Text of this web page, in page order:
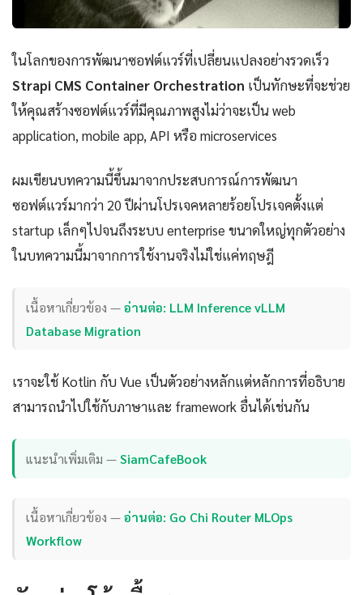
ในโลกของการพัฒนาซอฟต์แวร์ที่เปลี่ยนแปลงอย่างรวดเร็ว
Strapi CMS Container Orchestration เป็นทักษะที่จะช่วย
ให้คุณสร้างซอฟต์แวร์ที่มีคุณภาพสูงไม่ว่าจะเป็น web
application, mobile app, API หรือ microservices
ผมเขียนบทความนี้ขึ้นมาจากประสบการณ์การพัฒนา
ซอฟต์แวร์มากว่า 20 ปีผ่านโปรเจคหลายร้อยโปรเจคตั้งแต่
startup เล็กๆไปจนถึงระบบ enterprise ขนาดใหญ่ทุกตัวอย่าง
ในบทความนี้มาจากการใช้งานจริงไม่ใช่แค่ทฤษฎี
เนื้อหาเกี่ยวข้อง —อ่านต่อ: LLM Inference vLLM
Database Migration
เราจะใช้ Kotlin กับ Vue เป็นตัวอย่างหลักแต่หลักการที่อธิบาย
สามารถนำไปใช้กับภาษาและ framework อื่นได้เช่นกัน
แนะนำเพิ่มเติม —SiamCafeBook
เนื้อหาเกี่ยวข้อง —อ่านต่อ: Go Chi Router MLOps
Workflow